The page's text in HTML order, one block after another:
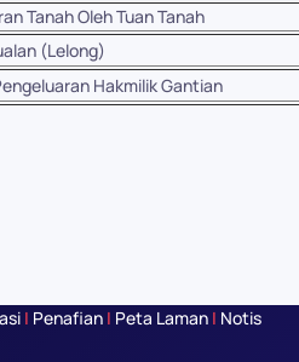
Tanah Oleh Tuan Tanah
(Lelong)
Hakmilik Gantian
| Penafian | Peta Laman | Notis